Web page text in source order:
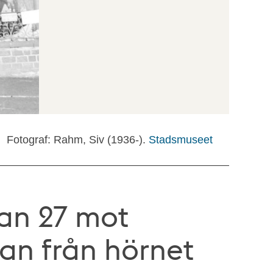
Fotograf: Rahm, Siv (1936-). Stadsmuseet
27 mot
från hörnet